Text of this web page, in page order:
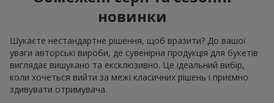
новинки
Шукаєте нестандартне рішення, щоб вразити? До вашої
уваги авторські вироби, де сувенірна продукція для букетів
виглядає вишукано та ексклюзивно. Це ідеальний вибір,
коли хочеться вийти за межі класичних рішень і приємно
здивувати отримувача.